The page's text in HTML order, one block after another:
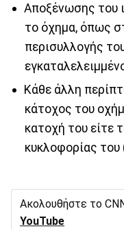
Αποξένωσης του
το όχημα, όπως
περισυλλογής
Κάθε άλλη
κάτοχος του
κατοχή του είτε
κυκλοφορίας του
Ακολουθήστε το
YouTube